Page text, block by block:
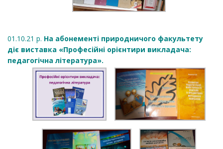
01.10.21 р. На абонементі природничого факультету
діє виставка «Професійні орієнтири викладача:
педагогічна література».